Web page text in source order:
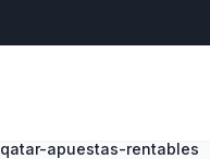
apuestas-rentables